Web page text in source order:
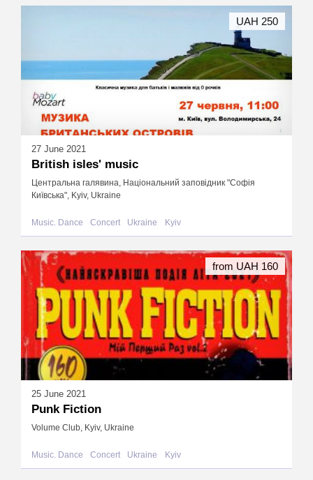
27 June 2021
British isles' music
Центральна галявина, Національний заповідник "Софія
Київська", Kyiv, Ukraine
Music. Dance Concert Ukraine Kyiv
UAH 250
25 June 2021
Punk Fiction
Volume Club, Kyiv, Ukraine
Music. Dance Concert Ukraine Kyiv
from UAH 160